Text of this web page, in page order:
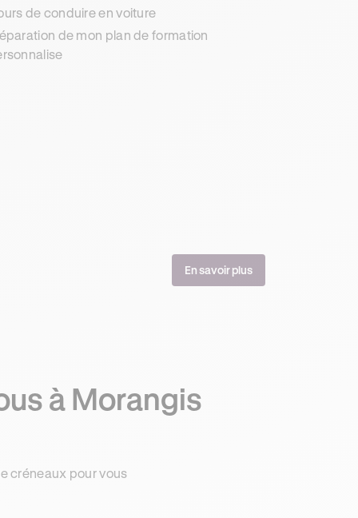
de conduire en voiture
de mon plan de formation
En savoir plus
à Morangis
créneaux pour vous